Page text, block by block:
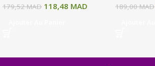
179,52MAD 118,48 MAD 189,00MAD